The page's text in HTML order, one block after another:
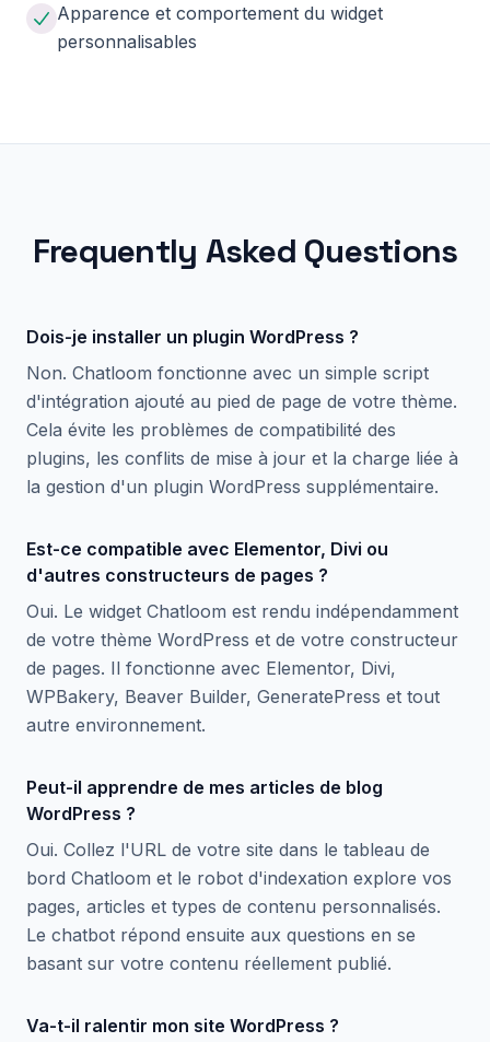
Apparence et comportement du widget
personnalisables
Frequently Asked Questions
Dois-je installer un plugin WordPress ?
Non. Chatloom fonctionne avec un simple script
d'intégration ajouté au pied de page de votre thème.
Cela évite les problèmes de compatibilité des
plugins, les conflits de mise à jour et la charge liée à
la gestion d'un plugin WordPress supplémentaire.
Est-ce compatible avec Elementor, Divi ou
d'autres constructeurs de pages ?
Oui. Le widget Chatloom est rendu indépendamment
de votre thème WordPress et de votre constructeur
de pages. Il fonctionne avec Elementor, Divi,
WPBakery, Beaver Builder, GeneratePress et tout
autre environnement.
Peut-il apprendre de mes articles de blog
WordPress ?
Oui. Collez l'URL de votre site dans le tableau de
bord Chatloom et le robot d'indexation explore vos
pages, articles et types de contenu personnalisés.
Le chatbot répond ensuite aux questions en se
basant sur votre contenu réellement publié.
Va-t-il ralentir mon site WordPress ?